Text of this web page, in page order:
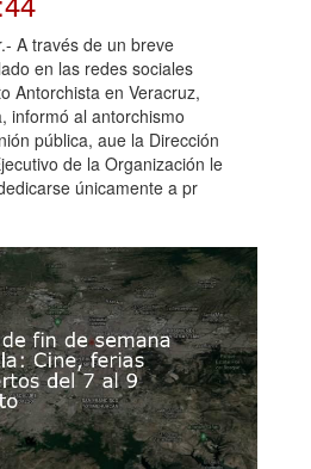
A través de un breve
en las redes sociales
Antorchista en Veracruz,
informó al antorchismo
pública, aue la Dirección
de la Organización le
únicamente a pr